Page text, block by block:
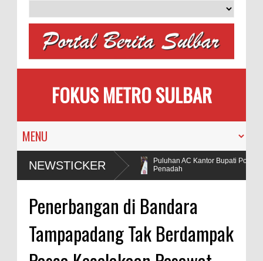
FOKUS METRO SULBAR
NEWSTICKER
Ajak Calon Pengantin
Pohon
Puluhan AC Kantor Bupati Polman
Penadah
Penerbangan di Bandara
Tampapadang Tak Berdampak